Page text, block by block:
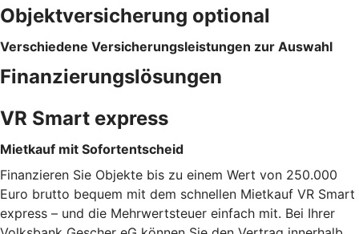
Objektversicherung optional
Verschiedene Versicherungsleistungen zur Auswahl
Finanzierungslösungen
VR Smart express
Mietkauf mit Sofortentscheid
Finanzieren Sie Objekte bis zu einem Wert von 250.000
Euro brutto bequem mit dem schnellen Mietkauf VR Smart
express – und die Mehrwertsteuer einfach mit. Bei Ihrer